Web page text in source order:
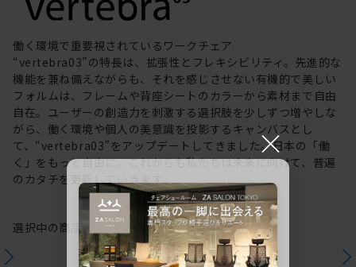
働く環境で重要視されているワークチェア
“vertebra03”の特長は、拡張性とフレキシビリティ。先進的な
機能を兼ね備えながらも、それを感じさせない有機的で美しい
フォルムは、フレームや背座シートのカラーから素材まで自由
自在。ユーザーの創造力を刺激する選択肢を少しずつ増やしな
がら、働く環境や個人の美意識を投影するキャンバスとし
て、“vertebra03”をアップデートしてきました。日本の「働
く」をもっと自由に。これからも私たちは未来に向けて、普遍
のカタチを更新していきます。
選択中の商品情報保証 注意事項
×